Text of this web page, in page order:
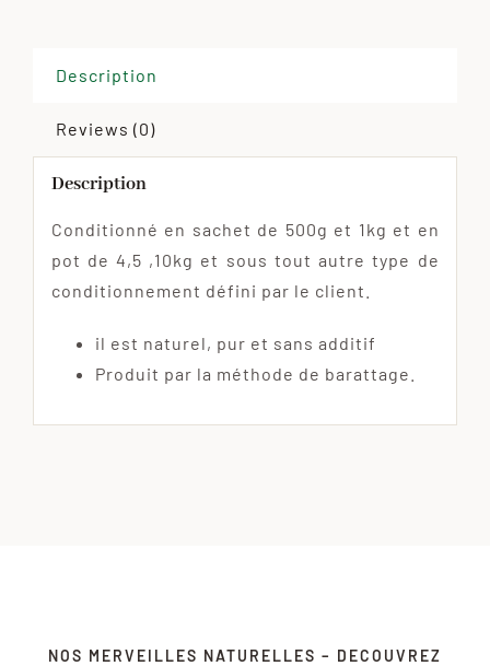
Description
Reviews (0)
Description
Conditionné en sachet de 500g et 1kg et en
pot de 4,5 ,10kg et sous tout autre type de
conditionnement défini par le client.
il est naturel, pur et sans additif
Produit par la méthode de barattage.
NOS MERVEILLES NATURELLES – DECOUVREZ